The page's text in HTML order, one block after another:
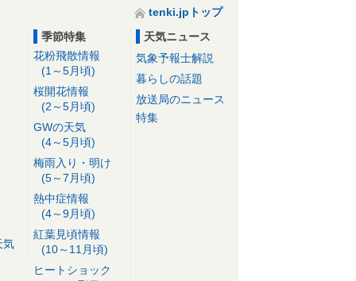
tenki.jpトップ
気
季節特集
花粉飛散情報
(1～5月頃)
桜開花情報
(2～5月頃)
GWの天気
(4～5月頃)
梅雨入り・明け
(5～7月頃)
熱中症情報
(4～9月頃)
紅葉見頃情報
(10～11月頃)
ヒートショック
天気ニュース
気象予報士解説
暮らしの話題
放送局のニュース
特集